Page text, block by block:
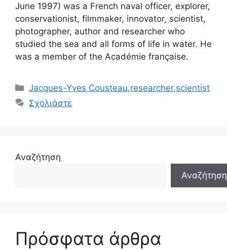
June 1997) was a French naval officer, explorer,
conservationist, filmmaker, innovator, scientist,
photographer, author and researcher who
studied the sea and all forms of life in water. He
was a member of the Académie française.
Κατηγορίες
Jacques-Yves Cousteau,researcher,scientist
Σχολιάστε
Αναζήτηση
Αναζήτηση
Πρόσφατα άρθρα